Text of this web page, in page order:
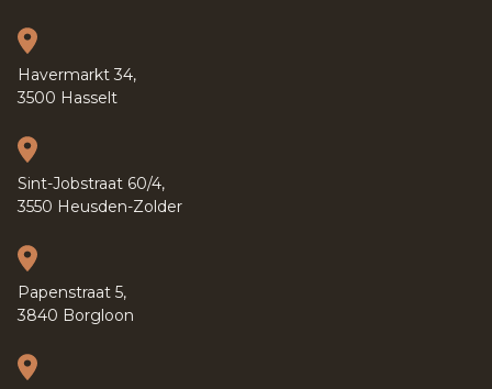
Havermarkt 34,
3500 Hasselt
Sint-Jobstraat 60/4,
3550 Heusden-Zolder
Papenstraat 5,
3840 Borgloon